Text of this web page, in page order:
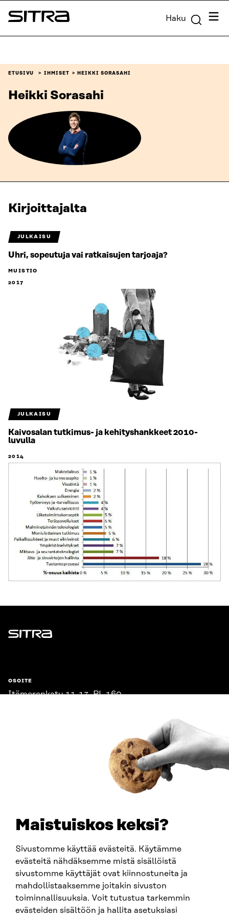
Maistuiskos keksi?
Sivustomme käyttää evästeitä. Käytämme
evästeitä nähdäksemme mistä sisällöistä
sivustomme käyttäjät ovat kiinnostuneita ja
mahdollistaaksemme joitakin sivuston
toiminnallisuuksia. Voit tutustua tarkemmin
evästeiden sisältöön ja hallita asetuksiasi
Siirry
suoraan
Sitra Haku
ETUSIVU IHMISET HEIKKI SORASAHI
Heikki Sorasahi
Kirjoittajalta
JULKAISU
Uhri, sopeutuja vai ratkaisujen tarjoaja?
MUISTIO
2017
JULKAISU
Kaivosalan tutkimus- ja kehityshankkeet 2010-
luvulla
2014
Sitra
OSOITE
Itämerenkatu 11-13, PL 160,
SITRA SOSIAALISESSA MEDIASSA
LinkedIn
Instagram
YouTube